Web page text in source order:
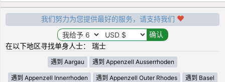
我们努力为您提供最好的服务，请支持我们
在以下地区寻找单身人士： 瑞士
遇到 Aargau 遇到 Appenzell Ausserrhoden
遇到 Appenzell Innerrhoden 遇到 Appenzell Outer Rhodes 遇到 Basel